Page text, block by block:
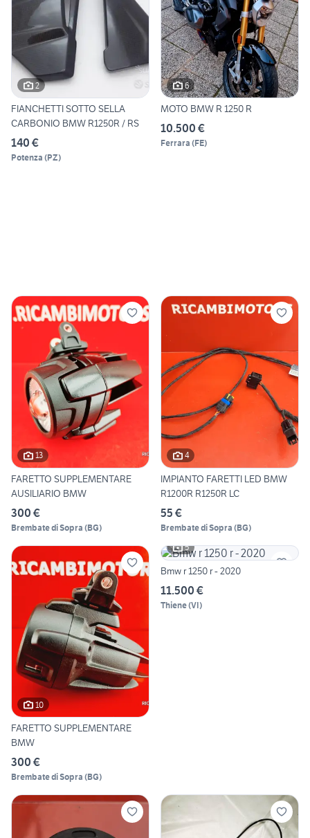
2
FIANCHETTI SOTTO SELLA
CARBONIO BMW R1250R / RS
140 €
Potenza (PZ)
6
MOTO BMW R 1250 R
10.500 €
Ferrara (FE)
13
FARETTO SUPPLEMENTARE
AUSILIARIO BMW
300 €
Brembate di Sopra (BG)
4
IMPIANTO FARETTI LED BMW
R1200R R1250R LC
55 €
Brembate di Sopra (BG)
10
FARETTO SUPPLEMENTARE
BMW
300 €
Brembate di Sopra (BG)
5
Bmw r 1250 r - 2020
11.500 €
Thiene(VI)